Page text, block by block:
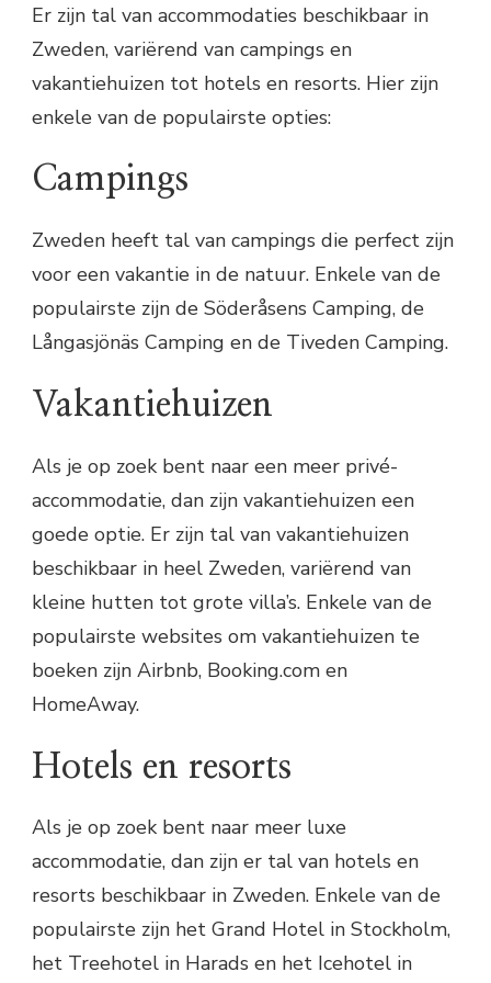
Er zijn tal van accommodaties beschikbaar in
Zweden, variërend van campings en
vakantiehuizen tot hotels en resorts. Hier zijn
enkele van de populairste opties:
Campings
Zweden heeft tal van campings die perfect zijn
voor een vakantie in de natuur. Enkele van de
populairste zijn de Söderåsens Camping, de
Långasjönäs Camping en de Tiveden Camping.
Vakantiehuizen
Als je op zoek bent naar een meer privé-
accommodatie, dan zijn vakantiehuizen een
goede optie. Er zijn tal van vakantiehuizen
beschikbaar in heel Zweden, variërend van
kleine hutten tot grote villa’s. Enkele van de
populairste websites om vakantiehuizen te
boeken zijn Airbnb, Booking.com en
HomeAway.
Hotels en resorts
Als je op zoek bent naar meer luxe
accommodatie, dan zijn er tal van hotels en
resorts beschikbaar in Zweden. Enkele van de
populairste zijn het Grand Hotel in Stockholm,
het Treehotel in Harads en het Icehotel in